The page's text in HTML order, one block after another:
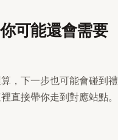
可能還會需要
，下一步也可能會碰到禮
直接帶你走到對應站點。